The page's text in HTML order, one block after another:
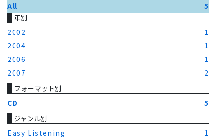
All
5
年別
2002
1
2004
1
2006
1
2007
2
フォーマット別
CD
5
ジャンル別
Easy Listening
1